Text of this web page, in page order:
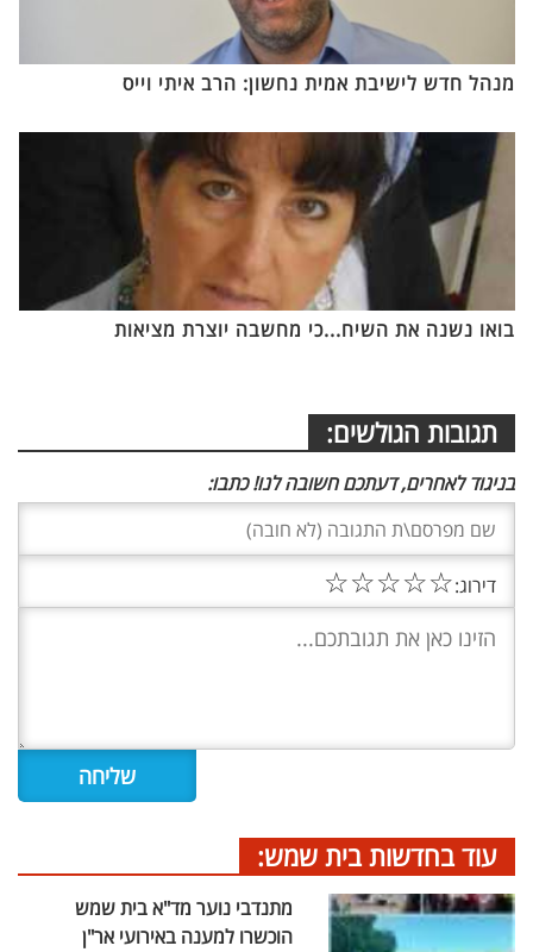
מנהל חדש לישיבת אמית נחשון: הרב איתי וייס
בואו נשנה את השיח...כי מחשבה יוצרת מציאות
תגובות הגולשים:
בניגוד לאחרים, דעתכם חשובה לנו! כתבו:
דירוג:☆
☆
☆
☆
☆
עוד בחדשות בית שמש:
מתנדבי נוער מד"א בית שמש
הוכשרו למענה באירועי אר"ן